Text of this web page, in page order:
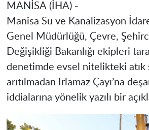
MANİSA (İHA) -
Manisa Su ve Kanalizasyon
Genel Müdürlüğü, Çevre,
Değişikliği Bakanlığı ekipleri
denetimde evsel nitelikteki atık
arıtılmadan Irlamaz Çayı’na
iddialarına yönelik yazılı bir